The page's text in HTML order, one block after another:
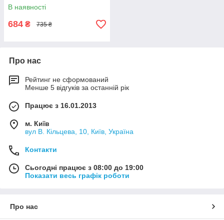
В наявності
684 ₴ 735 ₴
Про нас
Рейтинг не сформований
Менше 5 відгуків за останній рік
Працює з 16.01.2013
м. Київ
вул В. Кільцева, 10, Київ, Україна
Контакти
Сьогодні працює з 08:00 до 19:00
Показати весь графік роботи
Про нас